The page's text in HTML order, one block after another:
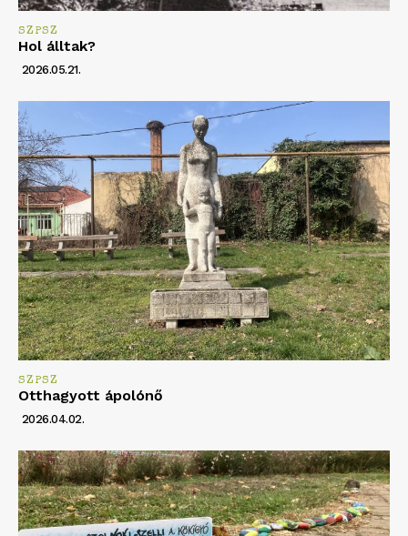
SZPSZ
Hol álltak?
2026.05.21.
SZPSZ
Otthagyott ápolónő
2026.04.02.